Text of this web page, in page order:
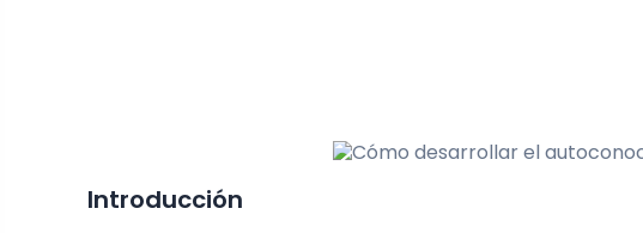
Introducción